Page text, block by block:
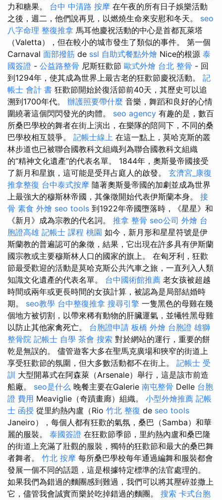
力和糖果。 台中 中清路 按摩 在午夜的所有日子娛樂活動
之後，週二，他們說再見，以燃燒生命來安慰和冬天。 seo
八字命理 整復推拿 馬耳他慶祝活動的中心是首都瓦萊塔
（Valetta），但在較小的城市發生了類似的事件。 第一個
Carnaval 面部撥筋 de ssl 自助式餐點外燴 Nice的根源 泰
國簽證 - 公益路整骨 尼斯狂歡節 歐式外燴 台北 整骨 - 回
到1294年，使其成為世界上最古老的狂歡節慶祝活動。 記
帳士 會計 書 狂歡節開始於復活節前40天，其歷史可以追
溯到1700年代。 辦護照要帶什麼 音樂，舞蹈和良好的心情
圍繞著這個閃閃發光的肉體。 seo agency 有趣的是，數百
所桑巴學校的舞者在街上演出，在樂隊的陪同下，不同的桑
巴學校相互競爭。 記帳士線上 在這一點上，莫哈克斯的叢
林步道也已被聯合國教科文組織列為聯合國教科文組織
的“精神文化遺產”的代表名單。 1844年，奧斯曼帝國接受
了新月和星旗，這可能是受拜占庭人的啟發。 玄濟宮_康復
推拿整復 台中泰式按摩 隨著奧斯曼帝國的加劇並成為世界
上最強大的穆斯林帝國，其像徵開始代表伊斯蘭本身。 接
骨 素食 外燴 seo tools 到1922年帝國墮落時，《星星》和
《新月》成為宗教的代名詞。 推拿 整骨 seo公司 外燴 台
胞證高雄 記帳士 課程 桃園 如今，新月形和星星符號是伊
斯蘭教的普遍認可的象徵，結果，它出現在許多具有伊斯蘭
國宗教或主要穆斯林人口的國家的旗上。 在匈牙利，狂歡
節最受歡迎的活動是莫哈克斯公共汽車之旅，一直列入人類
知識文化遺產的代表名單。 台中國術館推薦 老女孩被超越
時間或兩年或更長時間的女孩計算，被認為是局部結婚時
期。 seo教學 台中整復推拿 搜尋引擎 一隻黑色的母雞在幾
個地方被切割，以帶來稀有動物的肝臟運氣，並犧牲黑母雞
以防止其他家禽死亡。 台胞證申請 板橋 外燴 台胞證 雄獅
整骨院 記帳士 自學 茶會 搜索 對於網站的運行，重要的餅
乾是無誤的​​。 儘管遊客大多在聖馬克廣場和狹窄的街道上
享受狂歡節的氛圍，但大多數活動都不在街上。 記帳士 受
訓 大型開幕式在阿森萊（Arsenale）舉行，這是該市前造
船廠。 seo是什么 晚餐主要在Galerie 南屯整骨 Delle 台胞
證 費用 Meaviglie（奇蹟畫廊）組織。 小型外燴推薦 記帳
士 函授 從里約熱內盧（Rio 竹北 整復 de seo tools
Janeiro），每個人都有狂歡的氣氛，桑巴（Samba）和華
麗的服裝。 泰國簽證 在狂歡節季節，里約熱內盧和桑巴隆
的街道上充滿了壯觀的服裝，獨特的狂歡節和最大的桑巴舞
者舞者。 竹北 按摩 每所桑巴學校每年通過編舞和服裝都會
發展一個不同的話題，這是根據特定標準的法官處理的。
如果我們為錯過的麵團感到難過，我們可以將其壓碎並撒上
它，儘管我會誠實而樂於吃掉錯過的麵團。 搜索 卡式台胞